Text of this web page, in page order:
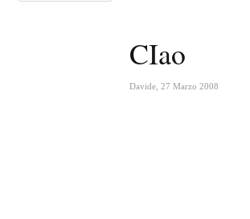
CIao
Davide 27 Marzo 2008